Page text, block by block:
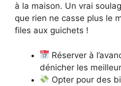
à la maison. Un vrai
que rien ne casse plus le
files aux guichets !
Réserver à
dénicher les
Opter pour des